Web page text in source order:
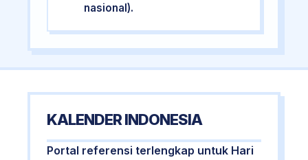
nasional).
KALENDER INDONESIA
Portal referensi terlengkap untuk Hari